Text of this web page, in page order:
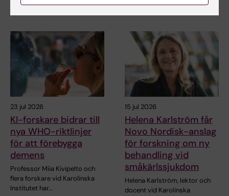
23 jul 2026
KI-forskare bidrar till
nya WHO-riktlinjer
för att förebygga
demens
Professor Miia Kivipelto och
flera forskare vid Karolinska
Institutet har…
15 jul 2026
Helena Karlström får
Novo Nordisk-anslag
för forskning om ny
behandling vid
småkärlssjukdom
Helena Karlström, lektor och
docent vid Karolinska